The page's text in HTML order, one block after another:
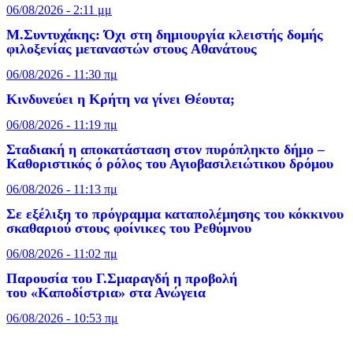
06/08/2026 - 2:11 μμ
Μ.Συντυχάκης: Όχι στη δημιουργία κλειστής δομής
φιλοξενίας μεταναστών στους Αθανάτους
06/08/2026 - 11:30 πμ
Κινδυνεύει η Κρήτη να γίνει Θέουτα;
06/08/2026 - 11:19 πμ
Σταδιακή η αποκατάσταση στον πυρόπληκτο δήμο –
Καθοριστικός ό ρόλος του Αγιοβασιλειώτικου δρόμου
06/08/2026 - 11:13 πμ
Σε εξέλιξη το πρόγραμμα καταπολέμησης του κόκκινου
σκαθαριού στους φοίνικες του Ρεθύμνου
06/08/2026 - 11:02 πμ
Παρουσία του Γ.Σμαραγδή η προβολή
του «Καποδίστρια» στα Ανώγεια
06/08/2026 - 10:53 πμ